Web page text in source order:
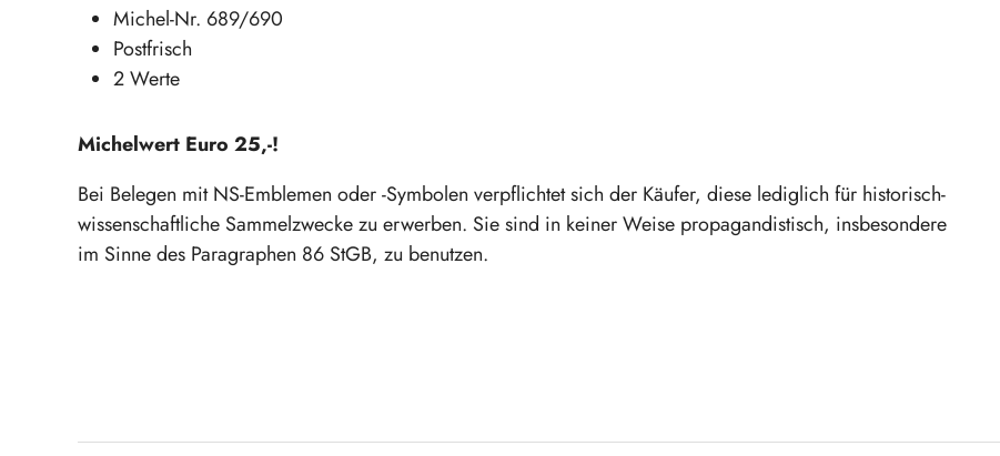
Michel-Nr. 689/690
Postfrisch
2 Werte
Michelwert Euro 25,-!
Bei Belegen mit NS-Emblemen oder -Symbolen verpflichtet sich der Käufer, diese lediglich für historisch-
wissenschaftliche Sammelzwecke zu erwerben. Sie sind in keiner Weise propagandistisch, insbesondere
im Sinne des Paragraphen 86 StGB, zu benutzen.